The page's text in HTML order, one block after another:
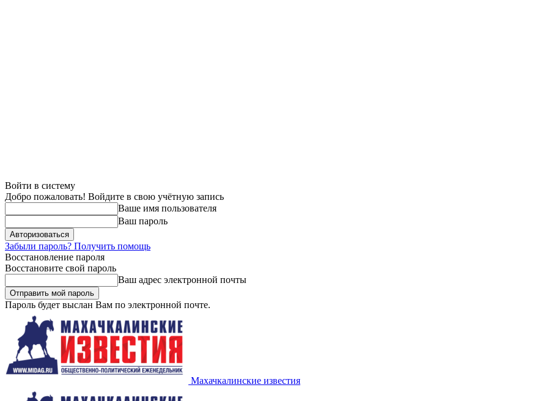
Войти в систему
Добро пожаловать! Войдите в свою учётную запись
Ваше имя пользователя
Ваш пароль
Забыли пароль? Получить помощь
Восстановление пароля
Восстановите свой пароль
Ваш адрес электронной почты
Пароль будет выслан Вам по электронной почте.
Махачкалинские известия